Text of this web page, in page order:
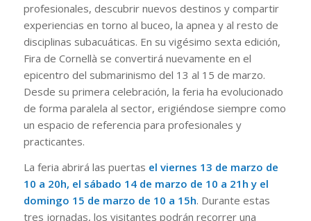
profesionales, descubrir nuevos destinos y compartir
experiencias en torno al buceo, la apnea y al resto de
disciplinas subacuáticas. En su vigésimo sexta edición,
Fira de Cornellà se convertirá nuevamente en el
epicentro del submarinismo del 13 al 15 de marzo.
Desde su primera celebración, la feria ha evolucionado
de forma paralela al sector, erigiéndose siempre como
un espacio de referencia para profesionales y
practicantes.
La feria abrirá las puertas el viernes 13 de marzo de
10 a 20h, el sábado 14 de marzo de 10 a 21h y el
domingo 15 de marzo de 10 a 15h. Durante estas
tres jornadas, los visitantes podrán recorrer una